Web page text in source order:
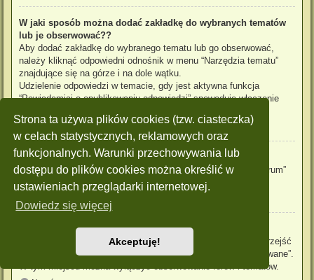
Strona ta używa plików cookies (tzw. ciasteczka)
w celach statystycznych, reklamowych oraz
funkcjonalnych. Warunki przechowywania lub
dostępu do plików cookies można określić w
ustawieniach przeglądarki internetowej.
Dowiedz się więcej
Akceptuję!
W jaki sposób można dodać zakładkę do wybranych tematów
lub je obserwować??
Aby dodać zakładkę do wybranego tematu lub go obserwować,
należy kliknąć odpowiedni odnośnik w menu “Narzędzia tematu”
znajdujące się na górze i na dole wątku.
Udzielenie odpowiedzi w temacie, gdy jest aktywna funkcja
“Powiadamiaj o opublikowaniu odpowiedzi” spowoduje włączenie
Jak obserwować wybrane forum?
Aby obserwować wybrane forum, należy kliknąć „Obserwuj forum”
znajdujący się na dole strony.
Na górę
W jaki sposób usunąć obserwowanie forum, tematu?
Aby wyłączyć funkcję obserwowania forum, tematu, należy przejść
do panelu zarządzania kontem i następnie do karty “Obserwowane”.
W tym miejscu można wyłączyć obserwowanie forów i tematów.